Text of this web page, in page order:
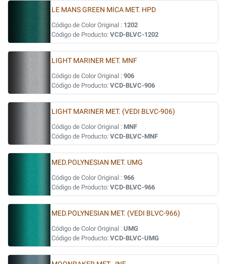
LE MANS GREEN MICA MET. HPD
Código de Color Original : 1202
Código de Producto: VCD-BLVC-1202
LIGHT MARINER MET. MNF
Código de Color Original : 906
Código de Producto: VCD-BLVC-906
LIGHT MARINER MET. (VEDI BLVC-906)
Código de Color Original : MNF
Código de Producto: VCD-BLVC-MNF
MED.POLYNESIAN MET. UMG
Código de Color Original : 966
Código de Producto: VCD-BLVC-966
MED.POLYNESIAN MET. (VEDI BLVC-966)
Código de Color Original : UMG
Código de Producto: VCD-BLVC-UMG